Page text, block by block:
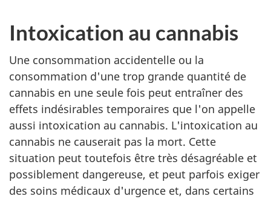
Intoxication au cannabis
Une consommation accidentelle ou la
consommation d'une trop grande quantité de
cannabis en une seule fois peut entraîner des
effets indésirables temporaires que l'on appelle
aussi intoxication au cannabis. L'intoxication au
cannabis ne causerait pas la mort. Cette
situation peut toutefois être très désagréable et
possiblement dangereuse, et peut parfois exiger
des soins médicaux d'urgence et, dans certains